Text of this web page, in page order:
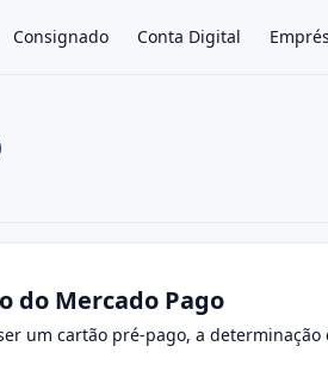
Consignado Conta Digital
do Mercado Pago
um cartão pré-pago, a